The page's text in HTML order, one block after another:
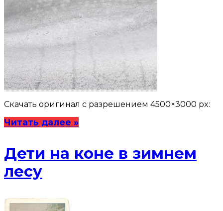
Скачать оригинал с разрешением 4500×3000 px:
Читать далее »
Дети на коне в зимнем
лесу